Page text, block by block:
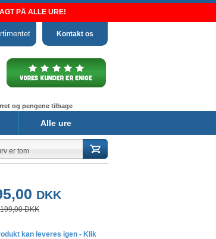
PÅ ALLE URE!
Kontakt os
og pengene tilbage
Alle ure
er tom
DKK
DKK
kan leveres igen - Klik